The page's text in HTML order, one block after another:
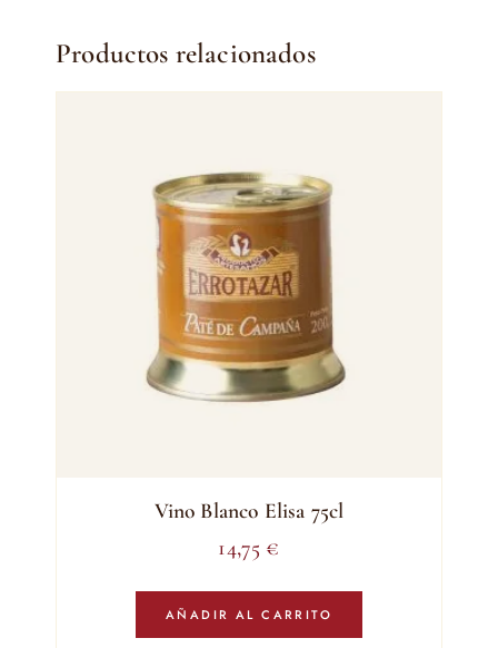
Productos relacionados
Vino Blanco Elisa 75cl
14,75 €
AÑADIR AL CARRITO